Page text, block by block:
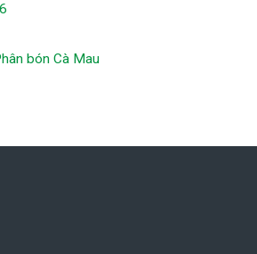
bón Cà Mau